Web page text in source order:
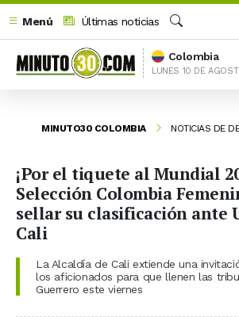
Menú
Últimas noticias
Buscar
Colombia
LUNES 10 DE
MINUTO30 COLOMBIA NOTICIAS DE
¡Por el tiquete al Mundial
Selección Colombia
sellar su clasificación ante
Cali
La Alcaldía de Cali extiende una
los aficionados para que llenen las
Guerrero este viernes